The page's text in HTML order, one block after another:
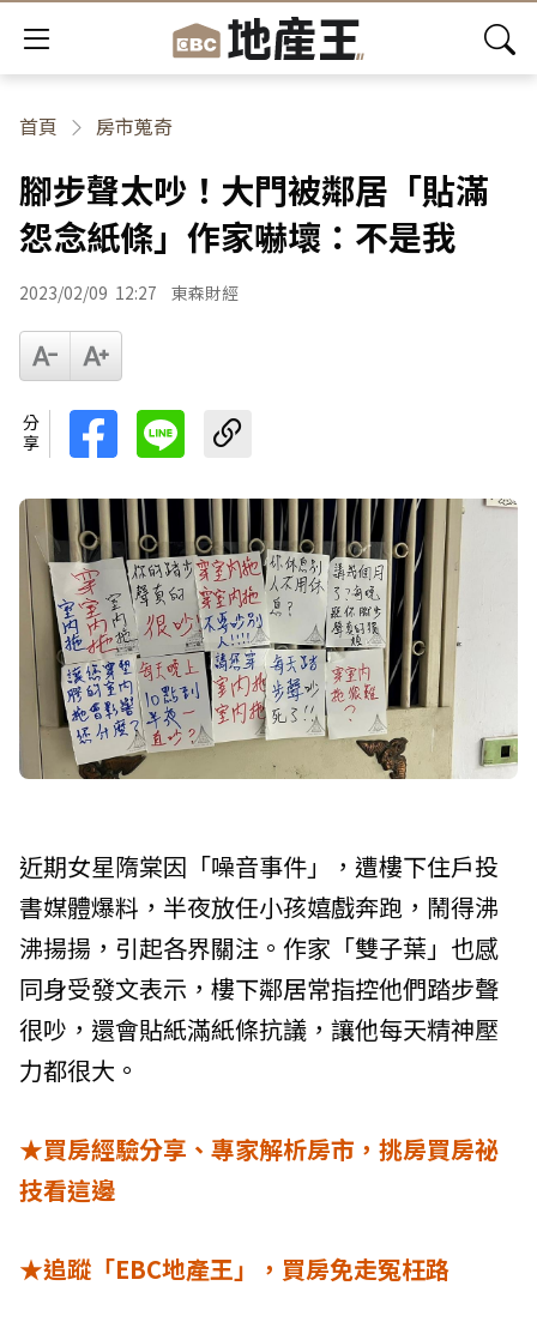
首頁 房市蒐奇
腳步聲太吵！大門被鄰居「貼滿
怨念紙條」作家嚇壞：不是我
2023/02/09 12:27 東森財經
分享
近期女星隋棠因「噪音事件」，遭樓下住戶投
書媒體爆料，半夜放任小孩嬉戲奔跑，鬧得沸
沸揚揚，引起各界關注。作家「雙子葉」也感
同身受發文表示，樓下鄰居常指控他們踏步聲
很吵，還會貼紙滿紙條抗議，讓他每天精神壓
力都很大。
★買房經驗分享、專家解析房市，挑房買房祕
技看這邊
★追蹤「EBC地產王」，買房免走冤枉路